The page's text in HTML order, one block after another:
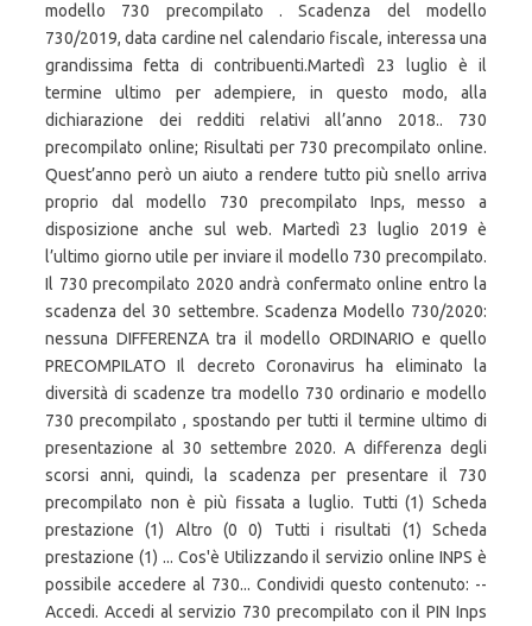
modello 730 precompilato . Scadenza del modello
730/2019, data cardine nel calendario fiscale, interessa una
grandissima fetta di contribuenti.Martedì 23 luglio è il
termine ultimo per adempiere, in questo modo, alla
dichiarazione dei redditi relativi all’anno 2018.. 730
precompilato online; Risultati per 730 precompilato online.
Quest’anno però un aiuto a rendere tutto più snello arriva
proprio dal modello 730 precompilato Inps, messo a
disposizione anche sul web. Martedì 23 luglio 2019 è
l’ultimo giorno utile per inviare il modello 730 precompilato.
Il 730 precompilato 2020 andrà confermato online entro la
scadenza del 30 settembre. Scadenza Modello 730/2020:
nessuna DIFFERENZA tra il modello ORDINARIO e quello
PRECOMPILATO Il decreto Coronavirus ha eliminato la
diversità di scadenze tra modello 730 ordinario e modello
730 precompilato , spostando per tutti il termine ultimo di
presentazione al 30 settembre 2020. A differenza degli
scorsi anni, quindi, la scadenza per presentare il 730
precompilato non è più fissata a luglio. Tutti (1) Scheda
prestazione (1) Altro (0 0) Tutti i risultati (1) Scheda
prestazione (1) ... Cos'è Utilizzando il servizio online INPS è
possibile accedere al 730... Condividi questo contenuto: --
Accedi. Accedi al servizio 730 precompilato con il PIN Inps